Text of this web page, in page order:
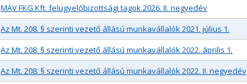
MÁV FKG Kft. felügyelőbizottsági tagok 2026. II. negyedév
Az Mt. 208. § szerinti vezető állású munkavállalók 2021. július 1.
Az Mt. 208. § szerinti vezető állású munkavállalók 2022. április 1.
Az Mt. 208. § szerinti vezető állású munkavállalók 2022. II. negyedév